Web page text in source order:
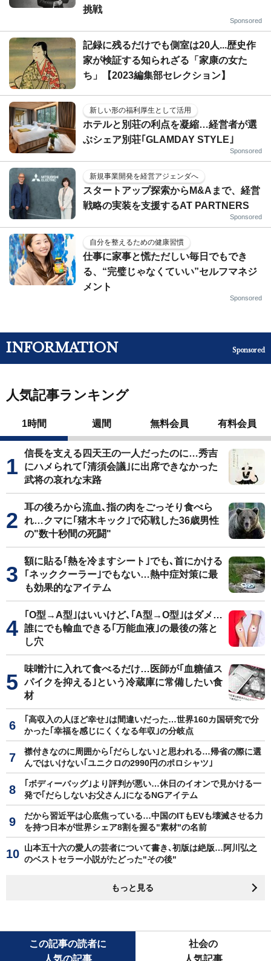
挑戦
Sponsored
記録に残るだけでも側室は20人...歴史作
家が検証する知られざる「家康の女た
ち」【2023編集部セレクション】
新しい形の福利厚生として活用
ホテルと別荘の利点を凝縮…経営者が選
ぶシェア別荘｢GLAMDAY STYLE｣
Sponsored
新規事業開発を経営アジェンダへ
スタートアップ探索からM&Aまで、経営
戦略の実装を支援するAT PARTNERS
Sponsored
自分を整えるための健康習慣
仕事に家事と慌ただしい毎日でもでき
る、“完璧じゃなくていい”セルフマネジ
メント
Sponsored
INFORMATION Sponsored
人気記事ランキング
1時間 週間 無料会員 有料会員
信長を支える四天王の一人だったのに…秀吉
にハメられて｢清須会議｣に出席できなかった
武将の哀れな末路
耳の後ろから流血､指の肉をごっそり食べら
れ…クマに｢猪木キック｣で応戦した36歳男性
の"数十秒間の死闘"
額に貼る｢熱を冷ますシート｣でも､首にかける
｢ネッククーラー｣でもない…熱中症対策に最
も効果的なアイテム
｢O型→A型｣はいいけど､｢A型→O型｣はダメ…
誰にでも輸血できる｢万能血液｣の最後の落と
し穴
味噌汁に入れて食べるだけ…医師が｢血糖値ス
パイクを抑える｣という冷蔵庫に常備したい食
材
｢高収入の人ほど幸せ｣は間違いだった…世界160カ国研究で分
かった｢幸福を感じにくくなる年収｣の分岐点
襟付きなのに周囲から｢だらしない｣と思われる…帰省の際に選
んではいけない｢ユニクロの2990円のポロシャツ｣
｢ボディーバッグ｣より評判が悪い…休日のイオンで見かける一
発で｢だらしないお父さん｣になるNGアイテム
だから習近平は心底焦っている…中国のITもEVも壊滅させる力
を持つ日本が世界シェア8割を握る"素材"の名前
山本五十六の愛人の芸者について書き､初版は絶版…阿川弘之
のベストセラー小説がたどった"その後"
もっと見る
この記事の読者に
人気の記事
社会の
人気記事